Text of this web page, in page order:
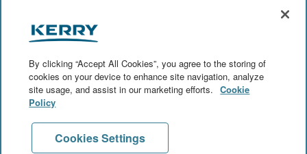
S
’
o
v
r
e
d
s
n
n
v
e
d
s
n
n
v
r
e
d
v
r
e
d
Intégrez notre bassin de talents
By clicking “Accept All Cookies”, you agree to the storing of
cookies on your device to enhance site navigation, analyze
site usage, and assist in our marketing efforts.
Cookie
Policy
Cookies Settings